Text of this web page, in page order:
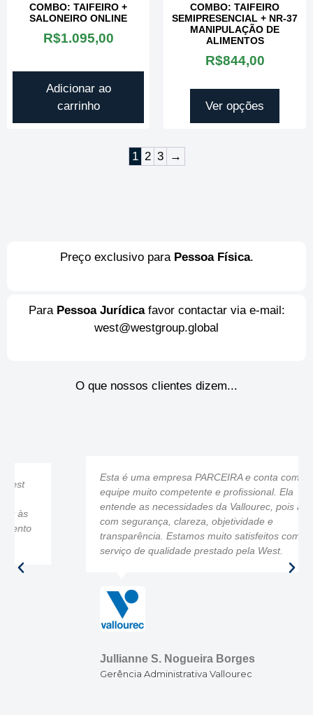
COMBO: TAIFEIRO +
SALONEIRO ONLINE
R$1.095,00
Adicionar ao
carrinho
COMBO: TAIFEIRO
SEMIPRESENCIAL + NR-37
MANIPULAÇÃO DE
ALIMENTOS
R$844,00
Ver opções
1 2 3 →
Preço exclusivo para Pessoa Física.
Para Pessoa Jurídicafavor contactar via e-mail:
west@westgroup.global
O que nossos clientes dizem...​
Esta é uma empresa PARCEIRA e conta com uma
equipe muito competente e profissional. Ela
entende as necessidades da Vallourec, pois atua
com segurança, clareza, objetividade e
transparência. Estamos muito satisfeitos com o
serviço de qualidade prestado pela West.
Jullianne S. Nogueira Borges
Gerência Administrativa Vallourec